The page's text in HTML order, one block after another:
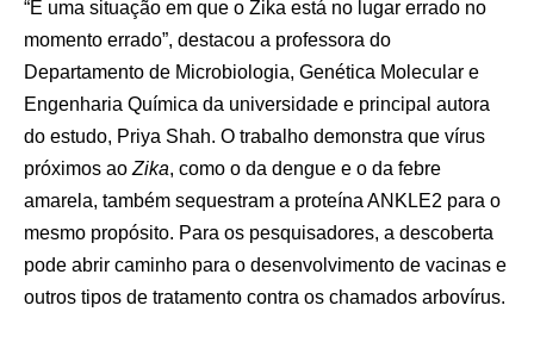
“É uma situação em que o Zika está no lugar errado no
momento errado”, destacou a professora do
Departamento de Microbiologia, Genética Molecular e
Engenharia Química da universidade e principal autora
do estudo, Priya Shah. O trabalho demonstra que vírus
próximos ao Zika, como o da dengue e o da febre
amarela, também sequestram a proteína ANKLE2 para o
mesmo propósito. Para os pesquisadores, a descoberta
pode abrir caminho para o desenvolvimento de vacinas e
outros tipos de tratamento contra os chamados arbovírus.